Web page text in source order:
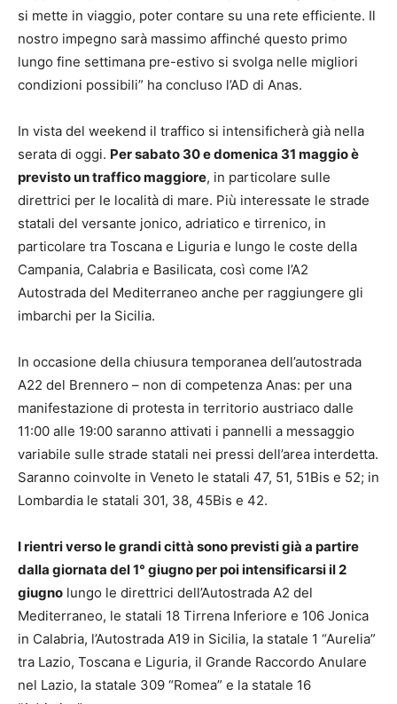
si mette in viaggio, poter contare su una rete efficiente. Il
nostro impegno sarà massimo affinché questo primo
lungo fine settimana pre-estivo si svolga nelle migliori
condizioni possibili” ha concluso l’AD di Anas.
In vista del weekend il traffico si intensificherà già nella
serata di oggi. Per sabato 30 e domenica 31 maggio è
previsto un traffico maggiore, in particolare sulle
direttrici per le località di mare. Più interessate le strade
statali del versante jonico, adriatico e tirrenico, in
particolare tra Toscana e Liguria e lungo le coste della
Campania, Calabria e Basilicata, così come l’A2
Autostrada del Mediterraneo anche per raggiungere gli
imbarchi per la Sicilia.
In occasione della chiusura temporanea dell’autostrada
A22 del Brennero – non di competenza Anas: per una
manifestazione di protesta in territorio austriaco dalle
11:00 alle 19:00 saranno attivati i pannelli a messaggio
variabile sulle strade statali nei pressi dell’area interdetta.
Saranno coinvolte in Veneto le statali 47, 51, 51Bis e 52; in
Lombardia le statali 301, 38, 45Bis e 42.
I rientri verso le grandi città sono previsti già a partire
dalla giornata del 1° giugno per poi intensificarsi il 2
giugno lungo le direttrici dell’Autostrada A2 del
Mediterraneo, le statali 18 Tirrena Inferiore e 106 Jonica
in Calabria, l’Autostrada A19 in Sicilia, la statale 1 “Aurelia”
tra Lazio, Toscana e Liguria, il Grande Raccordo Anulare
nel Lazio, la statale 309 “Romea” e la statale 16